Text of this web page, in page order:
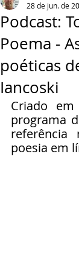
Podcast:
Poema -
poéticas
Iancoski
28 de jun. de
Criado
programa
referência
poesia em